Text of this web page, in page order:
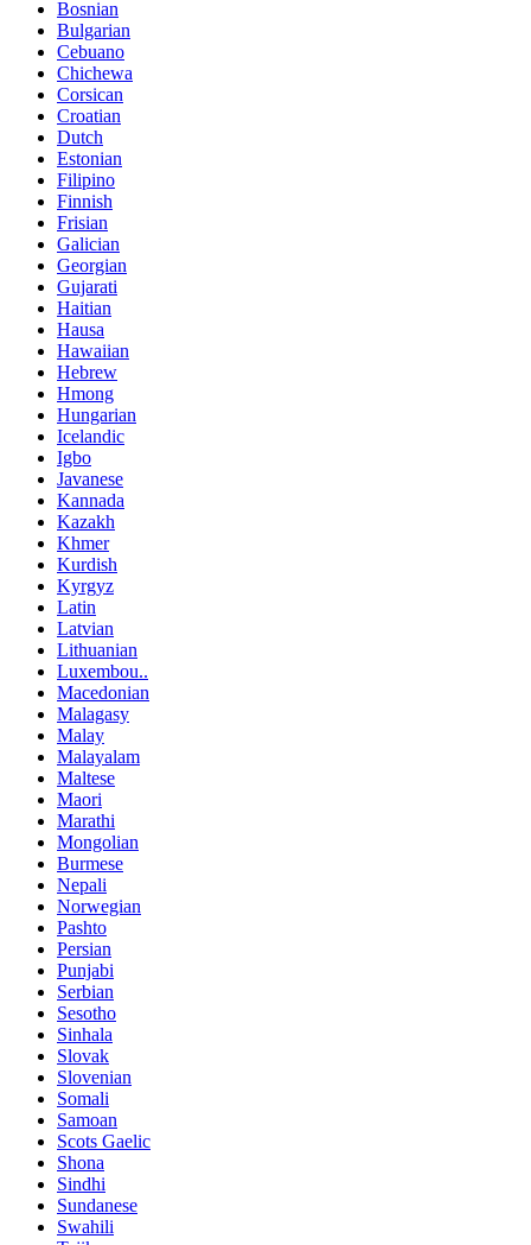
Bosnian
Bulgarian
Cebuano
Chichewa
Corsican
Croatian
Dutch
Estonian
Filipino
Finnish
Frisian
Galician
Georgian
Gujarati
Haitian
Hausa
Hawaiian
Hebrew
Hmong
Hungarian
Icelandic
Igbo
Javanese
Kannada
Kazakh
Khmer
Kurdish
Kyrgyz
Latin
Latvian
Lithuanian
Luxembou..
Macedonian
Malagasy
Malay
Malayalam
Maltese
Maori
Marathi
Mongolian
Burmese
Nepali
Norwegian
Pashto
Persian
Punjabi
Serbian
Sesotho
Sinhala
Slovak
Slovenian
Somali
Samoan
Scots Gaelic
Shona
Sindhi
Sundanese
Swahili